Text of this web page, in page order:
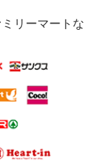
リーマートな